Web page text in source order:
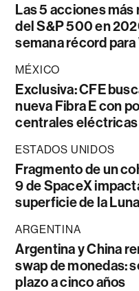
Las 5 acciones
del S&P 500 en
semana récord
MÉXICO
Exclusiva: CFE
nueva Fibra E con
centrales eléctricas
ESTADOS UNIDOS
Fragmento de un
9 de SpaceX
superficie de la Luna
ARGENTINA
Argentina y China
swap de monedas:
plazo a cinco años